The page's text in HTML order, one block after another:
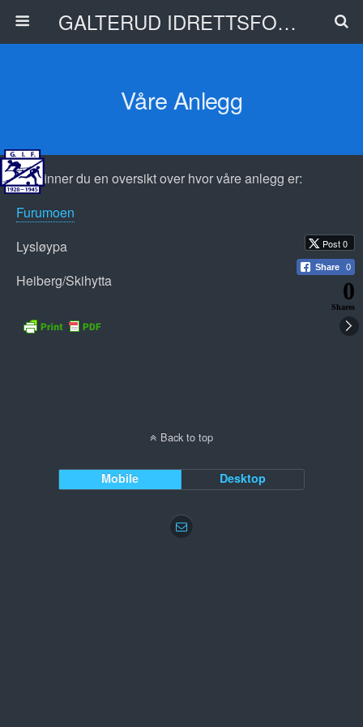
GALTERUD IDRETTSFORENING
Våre Anlegg
Her finner du en oversikt over hvor våre anlegg er:
Furumoen
Lysløypa
Heiberg/Skihytta
Back to top
Mobile Desktop
Post 0
Share 0
0
Shares